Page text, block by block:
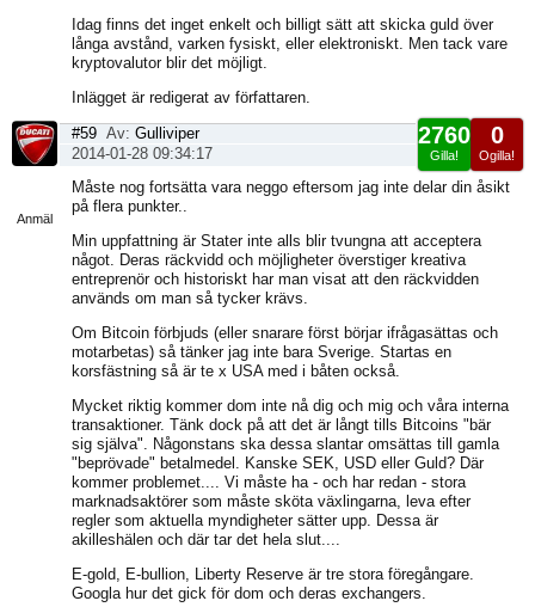
Idag finns det inget enkelt och billigt sätt att skicka guld över
långa avstånd, varken fysiskt, eller elektroniskt. Men tack vare
kryptovalutor blir det möjligt.
Inlägget är redigerat av författaren.
Anmäl
0
Ogilla!
2760
Gilla!
#59 Av: Gulliviper
2014-01-28 09:34:17
Måste nog fortsätta vara neggo eftersom jag inte delar din åsikt
på flera punkter..
Min uppfattning är Stater inte alls blir tvungna att acceptera
något. Deras räckvidd och möjligheter överstiger kreativa
entreprenör och historiskt har man visat att den räckvidden
används om man så tycker krävs.
Om Bitcoin förbjuds (eller snarare först börjar ifrågasättas och
motarbetas) så tänker jag inte bara Sverige. Startas en
korsfästning så är te x USA med i båten också.
Mycket riktig kommer dom inte nå dig och mig och våra interna
transaktioner. Tänk dock på att det är långt tills Bitcoins "bär
sig själva". Någonstans ska dessa slantar omsättas till gamla
"beprövade" betalmedel. Kanske SEK, USD eller Guld? Där
kommer problemet.... Vi måste ha - och har redan - stora
marknadsaktörer som måste sköta växlingarna, leva efter
regler som aktuella myndigheter sätter upp. Dessa är
akilleshälen och där tar det hela slut....
E-gold, E-bullion, Liberty Reserve är tre stora föregångare.
Googla hur det gick för dom och deras exchangers.